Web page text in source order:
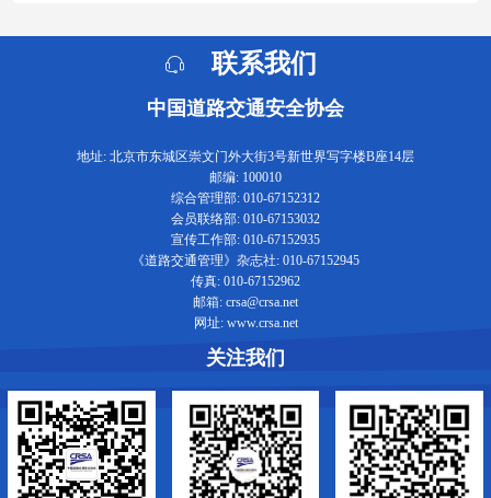
联系我们
中国道路交通安全协会
地址: 北京市东城区崇文门外大街3号新世界写字楼B座14层
邮编: 100010
综合管理部: 010-67152312
会员联络部: 010-67153032
宣传工作部: 010-67152935
《道路交通管理》杂志社: 010-67152945
传真: 010-67152962
邮箱: crsa@crsa.net
网址: www.crsa.net
关注我们